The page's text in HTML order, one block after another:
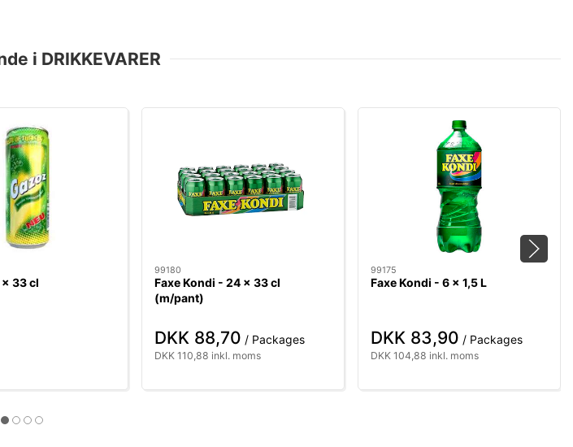
i DRIKKEVARER
33 cl
99180
Faxe Kondi - 24 x 33 cl
(m/pant)
DKK 88,70 / Packages
DKK 110,88 inkl. moms
99175
Faxe Kondi - 6 x 1,5 L
DKK 83,90 / Packages
DKK 104,88 inkl. moms